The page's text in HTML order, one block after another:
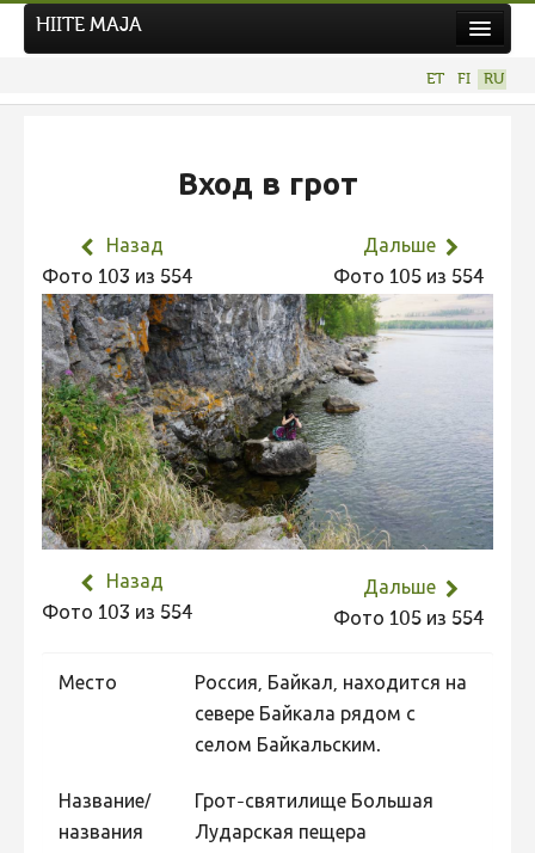
Hiite kuvavõistlus 2026
Фотоконкурс 2025
Не учитываются 2025
Видео 2025
Фотоконкурс 2024
Не учитываются 2024
Видео 2024
Фотоконкурс 2023
Видео 2023
Не учитываются 2022
Видео 2021
HIITE MAJA
ET FI RU
Вход в грот
Назад
Фото 103 из 554
Дальше
Фото 105 из 554
Назад
Фото 103 из 554
Дальше
Фото 105 из 554
Место
Россия, Байкал, находится на
севере Байкала рядом с
селом Байкальским.
Название/
названия
Грот-святилище Большая
Лударская пещера